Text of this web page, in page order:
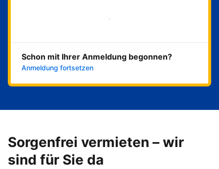
Jetzt loslegen
Schon mit Ihrer Anmeldung begonnen?
Anmeldung fortsetzen
Sorgenfrei vermieten – wir
sind für Sie da